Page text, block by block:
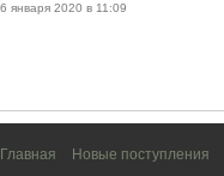
6 января 2020 в 11:09
Главная Новые поступления